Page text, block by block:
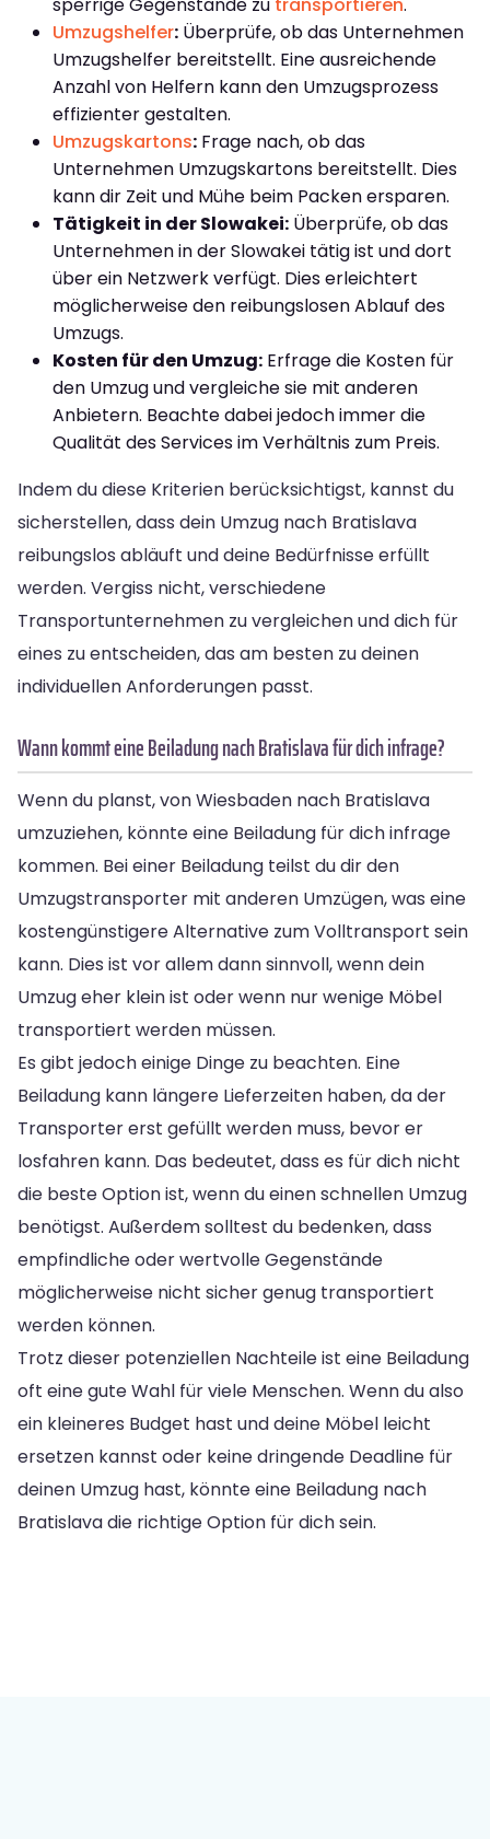
Umzugshelfer: Überprüfe, ob das Unternehmen
Umzugshelfer bereitstellt. Eine ausreichende
Anzahl von Helfern kann den Umzugsprozess
effizienter gestalten.
Umzugskartons: Frage nach, ob das
Unternehmen Umzugskartons bereitstellt. Dies
kann dir Zeit und Mühe beim Packen ersparen.
Tätigkeit in der Slowakei: Überprüfe, ob das
Unternehmen in der Slowakei tätig ist und dort
über ein Netzwerk verfügt. Dies erleichtert
möglicherweise den reibungslosen Ablauf des
Umzugs.
Kosten für den Umzug: Erfrage die Kosten für
den Umzug und vergleiche sie mit anderen
Anbietern. Beachte dabei jedoch immer die
Qualität des Services im Verhältnis zum Preis.
Indem du diese Kriterien berücksichtigst, kannst du
sicherstellen, dass dein Umzug nach Bratislava
reibungslos abläuft und deine Bedürfnisse erfüllt
werden. Vergiss nicht, verschiedene
Transportunternehmen zu vergleichen und dich für
eines zu entscheiden, das am besten zu deinen
individuellen Anforderungen passt.
Wann kommt eine Beiladung nach Bratislava für dich infrage?
Wenn du planst, von Wiesbaden nach Bratislava
umzuziehen, könnte eine Beiladung für dich infrage
kommen. Bei einer Beiladung teilst du dir den
Umzugstransporter mit anderen Umzügen, was eine
kostengünstigere Alternative zum Volltransport sein
kann. Dies ist vor allem dann sinnvoll, wenn dein
Umzug eher klein ist oder wenn nur wenige Möbel
transportiert werden müssen.
Es gibt jedoch einige Dinge zu beachten. Eine
Beiladung kann längere Lieferzeiten haben, da der
Transporter erst gefüllt werden muss, bevor er
losfahren kann. Das bedeutet, dass es für dich nicht
die beste Option ist, wenn du einen schnellen Umzug
benötigst. Außerdem solltest du bedenken, dass
empfindliche oder wertvolle Gegenstände
möglicherweise nicht sicher genug transportiert
werden können.
Trotz dieser potenziellen Nachteile ist eine Beiladung
oft eine gute Wahl für viele Menschen. Wenn du also
ein kleineres Budget hast und deine Möbel leicht
ersetzen kannst oder keine dringende Deadline für
deinen Umzug hast, könnte eine Beiladung nach
Bratislava die richtige Option für dich sein.